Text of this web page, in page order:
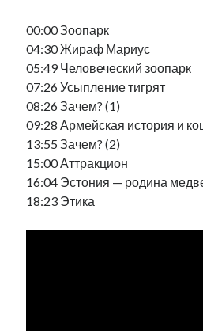
нацменьшинства образование
памятники парад клоунов
подкаст потеряны данные
рийгикогу россия
русскоязычное образование сми
т.х. ильвес танк фотоотчет
эстония эстонский язык
00:00Зоопарк
04:30Жираф Мариус
05:49Человеческий зоопарк
07:26Усыпление тигрят
08:26 Зачем? (1)
09:28 Армейская история и
13:55 Зачем? (2)
15:00Аттракцион
16:04 Эстония — родина
18:23 Этика